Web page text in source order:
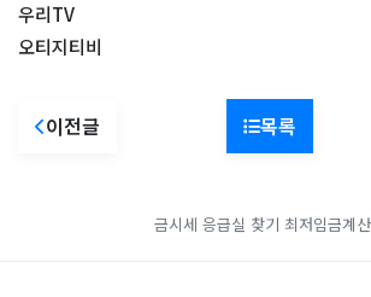
우리TV
오티지티비
이전글 목록
금시세 응급실 찾기 최저임금계